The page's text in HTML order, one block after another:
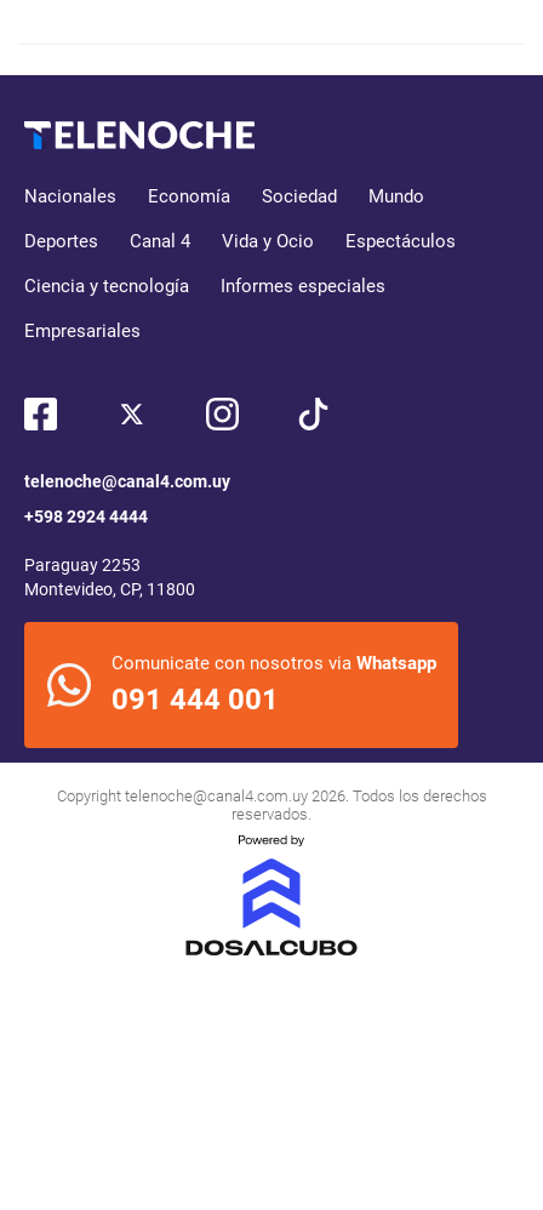
Nacionales Economía Sociedad Mundo
Deportes Canal 4 Vida y Ocio Espectáculos
Ciencia y tecnología Informes especiales
Empresariales
telenoche@canal4.com.uy
+598 2924 4444
Paraguay 2253
Montevideo, CP, 11800
Comunicate con nosotros via Whatsapp
091 444 001
Copyright telenoche@canal4.com.uy2026. Todos los derechos
reservados.